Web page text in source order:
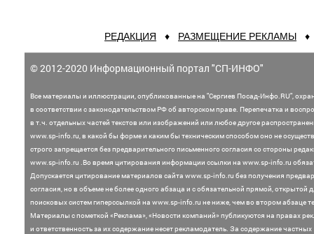
РЕДАКЦИЯ ♦ РАЗМЕЩЕНИЕ РЕКЛАМЫ
© 2012-2020 Информационный портал "СП-ИНФО"
Все материалы и иллюстрации,опубликованные на "Сергиев Посад-Инфо.RU",
в соответствии с законодательством РФ об авторском праве. Перепечатка и
в т.ч. отдельных частей текстов или изображений или любое другое
www.sp-info.ru, в какой бы форме и каким бы техническим способом оно не
строго запрещается без предварительного письменного согласия со стороны
www.sp-info.ru .Во время цитирования информации ссылки на www.sp-info.ru
Допускается цитирование материалов сайта www.sp-info.ru без получения
согласия, но в объеме не более одного абзаца и с обязательной прямой, открытой
поисковых систем гиперссылкой на www.sp-info.ru не ниже, чем во втором абзаце
Материалы с пометкой «Реклама», «Новости компаний» публикуются на правах
и ответственность за их содержание несет рекламодатель. За содержание частных